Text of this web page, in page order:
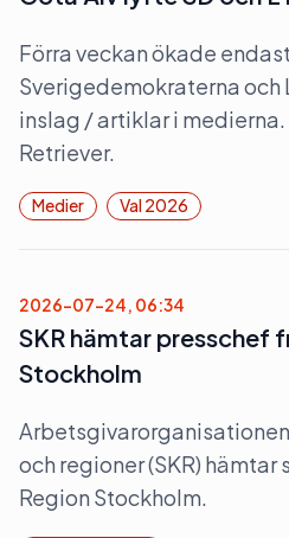
Förra veckan ökade endast
Sverigedemokraterna
inslag / artiklar i
Retriever.
Medier Val 2026
2026-07-24, 06:34
SKR hämtar presschef
Stockholm
och regioner (SKR) hämtar
Region Stockholm.